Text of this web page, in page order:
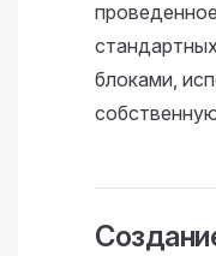
блоками,